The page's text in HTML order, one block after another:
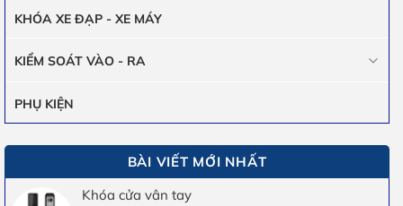
KHÓA XE ĐẠP - XE MÁY
KIỂM SOÁT VÀO - RA
PHỤ KIỆN
BÀI VIẾT MỚI NHẤT
Khóa cửa vân tay